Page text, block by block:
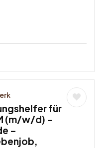
für
(m/w/d) –
–